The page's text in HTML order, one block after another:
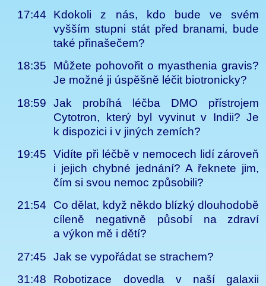
17:44
Kdokoli z nás, kdo bude ve svém
vyšším stupni stát před branami, bude
také přinašečem?
18:35
Můžete pohovořit o myasthenia gravis?
Je možné ji úspěšně léčit biotronicky?
18:59
Jak probíhá léčba DMO přístrojem
Cytotron, který byl vyvinut v Indii? Je
k dispozici i v jiných zemích?
19:45
Vidíte při léčbě v nemocech lidí zároveň
i jejich chybné jednání? A řeknete jim,
čím si svou nemoc způsobili?
21:54
Co dělat, když někdo blízký dlouhodobě
cíleně negativně působí na zdraví
a výkon mě i dětí?
27:45
Jak se vypořádat se strachem?
31:48
Robotizace dovedla v naší galaxii